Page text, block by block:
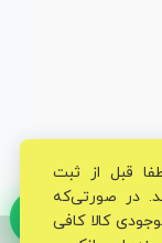
قبل از ثبت
در صورتی‌که
کالا کافی